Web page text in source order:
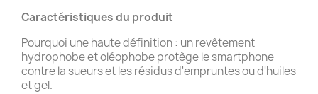
Caractéristiques du produit
Pourquoi une haute définition : un revêtement
hydrophobe et oléophobe protège le smartphone
contre la sueurs et les résidus d'empruntes ou d'huiles
et gel.